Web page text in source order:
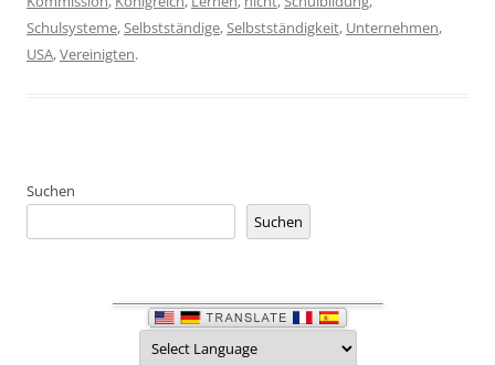
Schulsysteme,Selbstständige,Selbstständigkeit, Unternehmen,
USA,Vereinigten.
Suchen
Suchen